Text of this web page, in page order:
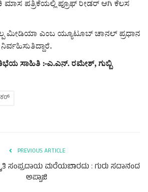
ಮಾಸ ಪತ್ರಿಕೆಯಲ್ಲಿ ಪ್ರೂಫ್ ರೀಡರ್ ಆಗಿ ಕೆಲಸ
ಮೀಡಿಯಾ ಎಂಬ ಯ್ಯೂಟೂಬ್ ಚಾನಲ್ ಪ್ರಧಾನ
ಸಾಹಿತಿ :-ಎ.ಎನ್. ರಮೇಶ್, ಗುಬ್ಬಿ
PREVIOUS ARTICLE
ಸಂಪ್ರದಾಯ ಮರೆಯಬಾರದು : ಗುರು ಸದಾನಂದ
ಅಪ್ಪಾಜಿ